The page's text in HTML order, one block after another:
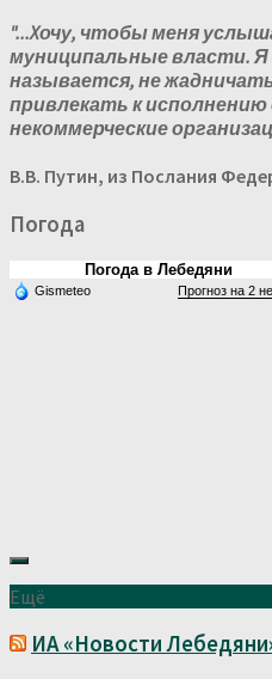
"...Xочу, чтобы меня
муниципальные власти.
называется, не
привлекать к исполнению
некоммерческие
В.В. Путин, из Послания
Погода
Погода в Лебедяни
Gismeteo Прогноз на 2
Ещё
ИА «Новости